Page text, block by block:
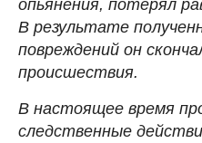
опьянения, потерял
В результате
повреждений он
происшествия.
В настоящее время
следственные